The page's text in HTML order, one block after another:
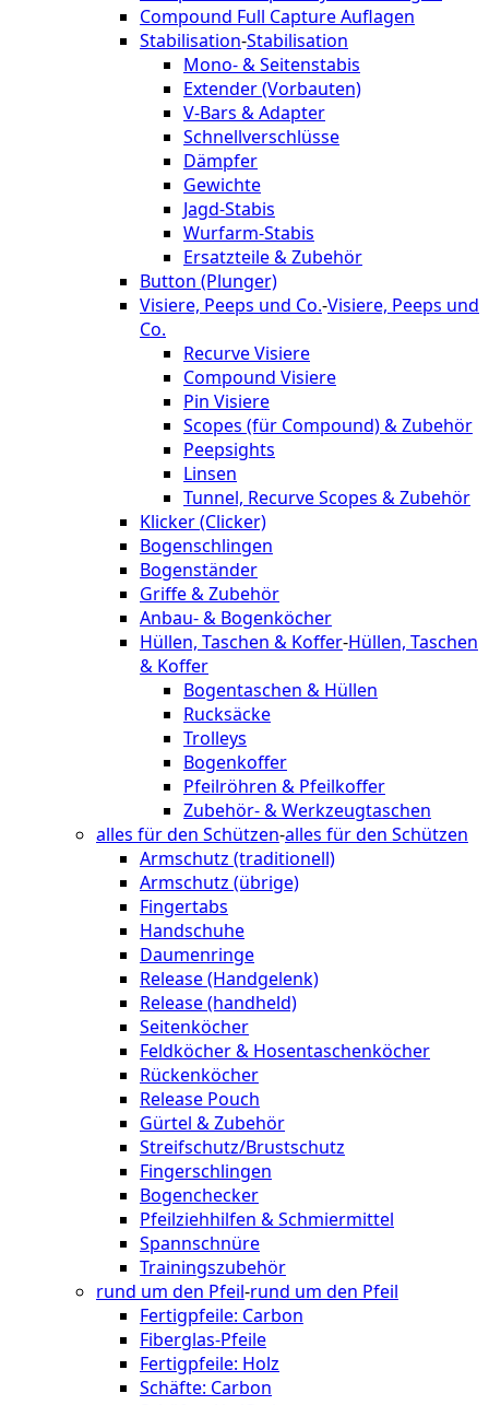
Compound Full Capture Auflagen
Stabilisation-Stabilisation
Mono- & Seitenstabis
Extender (Vorbauten)
V-Bars & Adapter
Schnellverschlüsse
Dämpfer
Gewichte
Jagd-Stabis
Wurfarm-Stabis
Ersatzteile & Zubehör
Button (Plunger)
Visiere, Peeps und Co.-Visiere, Peeps und
Co.
Recurve Visiere
Compound Visiere
Pin Visiere
Scopes (für Compound) & Zubehör
Peepsights
Linsen
Tunnel, Recurve Scopes & Zubehör
Klicker (Clicker)
Bogenschlingen
Bogenständer
Griffe & Zubehör
Anbau- & Bogenköcher
Hüllen, Taschen & Koffer-Hüllen, Taschen
& Koffer
Bogentaschen & Hüllen
Rucksäcke
Trolleys
Bogenkoffer
Pfeilröhren & Pfeilkoffer
Zubehör- & Werkzeugtaschen
alles für den Schützen-alles für den Schützen
Armschutz (traditionell)
Armschutz (übrige)
Fingertabs
Handschuhe
Daumenringe
Release (Handgelenk)
Release (handheld)
Seitenköcher
Feldköcher & Hosentaschenköcher
Rückenköcher
Release Pouch
Gürtel & Zubehör
Streifschutz/Brustschutz
Fingerschlingen
Bogenchecker
Pfeilziehhilfen & Schmiermittel
Spannschnüre
Trainingszubehör
rund um den Pfeil-rund um den Pfeil
Fertigpfeile: Carbon
Fiberglas-Pfeile
Fertigpfeile: Holz
Schäfte: Carbon